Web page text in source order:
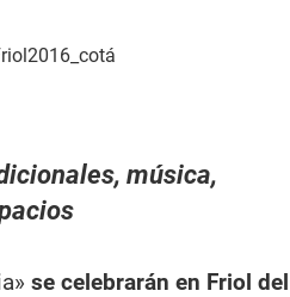
música,
se celebrarán en Friol del